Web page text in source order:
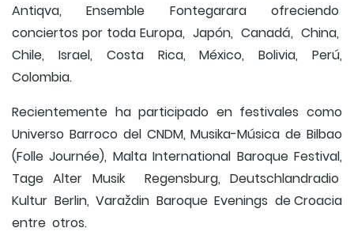
Antiqva, Ensemble Fontegarara ofreciendo
conciertos por toda Europa, Japón, Canadá, China,
Chile, Israel, Costa Rica, México, Bolivia, Perú,
Colombia.
Recientemente ha participado en festivales como
Universo Barroco del CNDM, Musika-Música de Bilbao
(Folle Journée), Malta International Baroque Festival,
Tage Alter Musik Regensburg, Deutschlandradio
Kultur Berlin, Varaždin Baroque Evenings de Croacia
entre otros.